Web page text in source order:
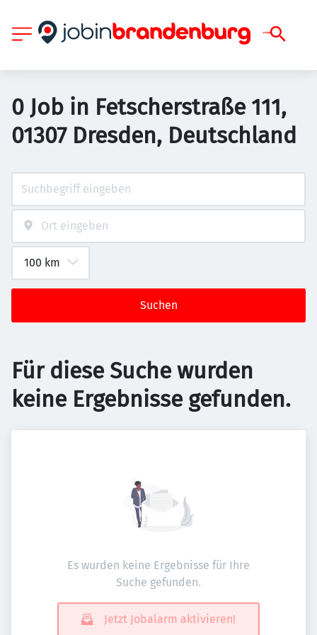
0 Job in Fetscherstraße 111,
01307 Dresden, Deutschland
Suchen
Für diese Suche wurden
keine Ergebnisse gefunden.
Es wurden keine Ergebnisse für Ihre
Suche gefunden.
Jetzt Jobalarm aktivieren!